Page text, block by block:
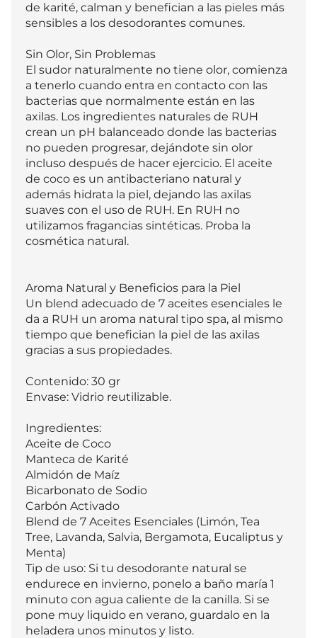
de karité, calman y benefician a las pieles más
sensibles a los desodorantes comunes.
Sin Olor, Sin Problemas
El sudor naturalmente no tiene olor, comienza
a tenerlo cuando entra en contacto con las
bacterias que normalmente están en las
axilas. Los ingredientes naturales de RUH
crean un pH balanceado donde las bacterias
no pueden progresar, dejándote sin olor
incluso después de hacer ejercicio. El aceite
de coco es un antibacteriano natural y
además hidrata la piel, dejando las axilas
suaves con el uso de RUH. En RUH no
utilizamos fragancias sintéticas. Proba la
cosmética natural.
Aroma Natural y Beneficios para la Piel
Un blend adecuado de 7 aceites esenciales le
da a RUH un aroma natural tipo spa, al mismo
tiempo que benefician la piel de las axilas
gracias a sus propiedades.
Contenido: 30 gr
Envase: Vidrio reutilizable.
Ingredientes:
Aceite de Coco
Manteca de Karité
Almidón de Maíz
Bicarbonato de Sodio
Carbón Activado
Blend de 7 Aceites Esenciales (Limón, Tea
Tree, Lavanda, Salvia, Bergamota, Eucaliptus y
Menta)
Tip de uso: Si tu desodorante natural se
endurece en invierno, ponelo a baño maría 1
minuto con agua caliente de la canilla. Si se
pone muy liquido en verano, guardalo en la
heladera unos minutos y listo.